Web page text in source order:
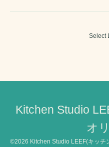
Select
Kitchen Studio
オ
©2026 Kitchen Studio LEEF(キッチ